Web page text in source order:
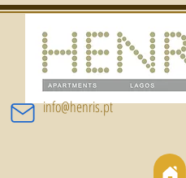
info@henris.pt